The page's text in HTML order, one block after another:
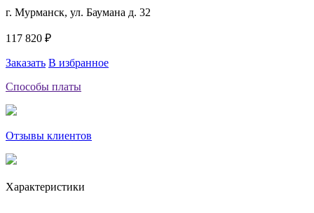
г. Мурманск, ул. Баумана д. 32
117 820 ₽
Заказать В избранное
Способы платы
Отзывы клиентов
Характеристики